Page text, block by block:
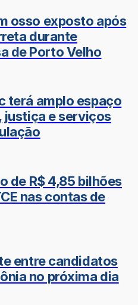
osso exposto após
durante
de Porto Velho
terá amplo espaço
justiça e serviços
de R$ 4,85 bilhões
nas contas de
entre candidatos
no próxima dia